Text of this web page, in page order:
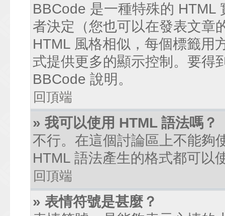
BBCode 是一種特殊的 HTML
者決定（您也可以在發表文章
HTML 風格相似，每個標籤用
式提供更多的顯示控制。要得
BBCode 說明。
回頂端
» 我可以使用 HTML 語法嗎？
不行。在這個討論區上不能夠
HTML 語法產生的格式都可以
回頂端
» 表情符號是甚麼？